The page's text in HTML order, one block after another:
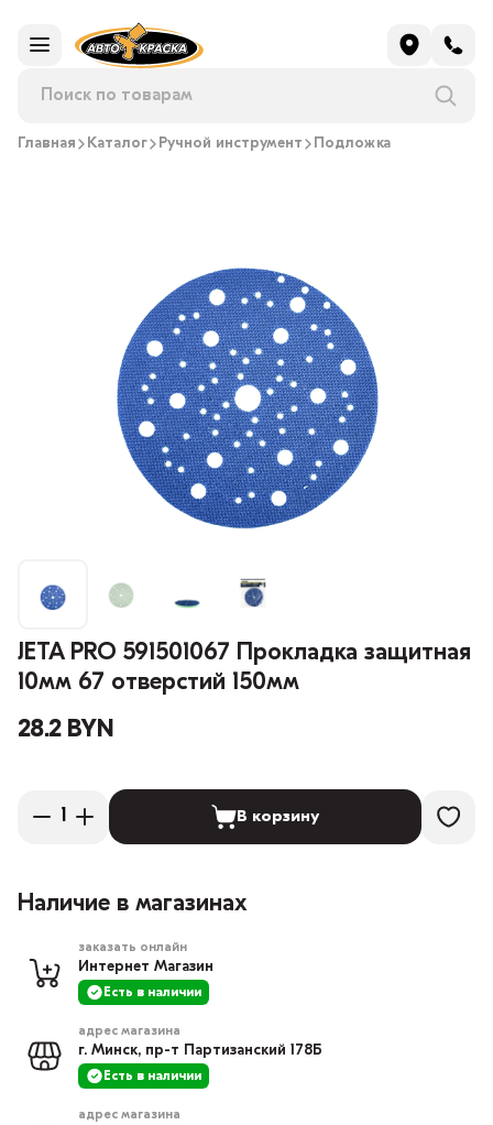
Главная Каталог Ручной инструмент Подложка
JETA PRO 591501067 Прокладка защитная
10мм 67 отверстий 150мм
28.2 BYN
В корзину
Наличие в магазинах
заказать онлайн
Интернет Магазин
Есть в наличии
адрес магазина
г. Минск, пр-т Партизанский 178Б
Есть в наличии
адрес магазина